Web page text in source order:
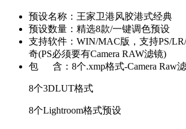
预设名称：王家卫港风胶港式经典
预设数量：精选8款/一键调色预设
支持软件：WIN/MAC版，支持PS/
奇(PS必须要有Camera RAW滤镜)
包 含：8个.xmp格式-Camera Raw
8个3DLUT格式
8个Lightroom格式预设